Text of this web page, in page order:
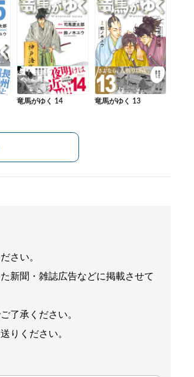
竜馬がゆく 14 竜馬がゆく 13
さい。
新聞・雑誌広告などに掲載させて
了承ください。
りください。